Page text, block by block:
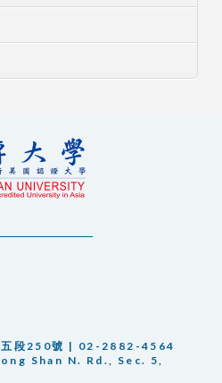
五段250號 | 02-2882-4564
Shan N. Rd., Sec. 5,